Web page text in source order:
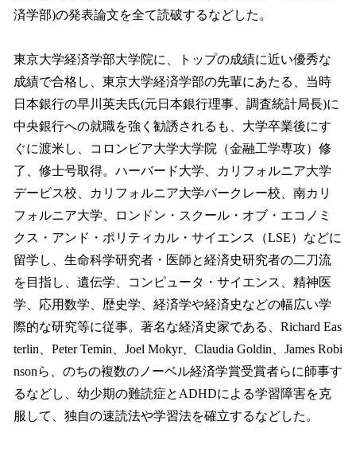
済学部)の発表論文を全て読破するなどした。
東京大学経済学部大学院に、トップの成績に近い優秀な
成績で合格し、東京大学経済学部の先輩にあたる、当時
日本銀行の早川英夫氏(元日本銀行理事、調査統計局長)に
中央銀行への就職を強く勧誘されるも、大学卒業後にす
ぐに渡米し、コロンビア大学大学院（金融工学専攻）修
了、修士号取得。ハーバード大学、カリフォルニア大学
デービス校、カリフォルニア大学バークレー校、南カリ
フォルニア大学、ロンドン・スクール・オブ・エコノミ
クス・アンド・ポリティカル・サイエンス（LSE）などに
留学し、生命科学研究者・医師と経済史研究者の二刀流
を目指し、遺伝学、コンピュータ・サイエンス、精神医
学、応用数学、歴史学、経済学や経済史などの幅広い学
際的な研究等に従事。著名な経済史家である、Richard Eas
terlin、Peter Temin、Joel Mokyr、Claudia Goldin、James Robi
nsonら、のちの複数のノーベル経済学賞受賞者らに師事す
るなどし、幼少期の難読症とADHDによる学習障害を克
服して、独自の速読法や学習法を確立するなどした。